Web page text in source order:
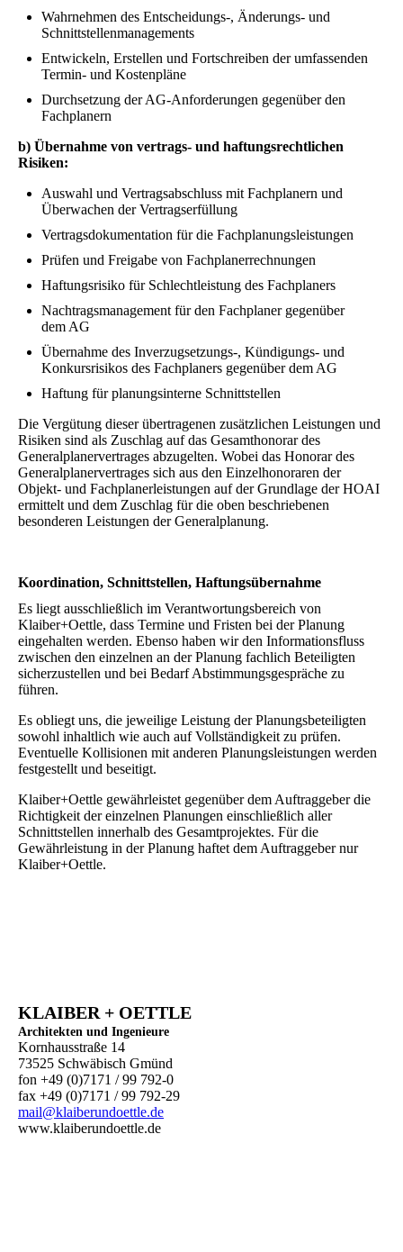
Wahrnehmen des Entscheidungs-, Änderungs- und
Schnittstellenmanagements
Entwickeln, Erstellen und Fortschreiben der umfassenden
Termin- und Kostenpläne
Durchsetzung der AG-Anforderungen gegenüber den
Fachplanern
b) Übernahme von vertrags- und haftungsrechtlichen
Risiken:
Auswahl und Vertragsabschluss mit Fachplanern und
Überwachen der Vertragserfüllung
Vertragsdokumentation für die Fachplanungsleistungen
Prüfen und Freigabe von Fachplanerrechnungen
Haftungsrisiko für Schlechtleistung des Fachplaners
Nachtragsmanagement für den Fachplaner gegenüber
dem AG
Übernahme des Inverzugsetzungs-, Kündigungs- und
Konkursrisikos des Fachplaners gegenüber dem AG
Haftung für planungsinterne Schnittstellen
Die Vergütung dieser übertragenen zusätzlichen Leistungen und
Risiken sind als Zuschlag auf das Gesamthonorar des
Generalplanervertrages abzugelten. Wobei das Honorar des
Generalplanervertrages sich aus den Einzelhonoraren der
Objekt- und Fachplanerleistungen auf der Grundlage der HOAI
ermittelt und dem Zuschlag für die oben beschriebenen
besonderen Leistungen der Generalplanung.
Koordination, Schnittstellen, Haftungsübernahme
Es liegt ausschließlich im Verantwortungsbereich von
Klaiber+Oettle, dass Termine und Fristen bei der Planung
eingehalten werden. Ebenso haben wir den Informationsfluss
zwischen den einzelnen an der Planung fachlich Beteiligten
sicherzustellen und bei Bedarf Abstimmungsgespräche zu
führen.
Es obliegt uns, die jeweilige Leistung der Planungsbeteiligten
sowohl inhaltlich wie auch auf Vollständigkeit zu prüfen.
Eventuelle Kollisionen mit anderen Planungsleistungen werden
festgestellt und beseitigt.
Klaiber+Oettle gewährleistet gegenüber dem Auftraggeber die
Richtigkeit der einzelnen Planungen einschließlich aller
Schnittstellen innerhalb des Gesamtprojektes. Für die
Gewährleistung in der Planung haftet dem Auftraggeber nur
Klaiber+Oettle.
KLAIBER + OETTLE
Architekten und Ingenieure
Kornhausstraße 14
73525 Schwäbisch Gmünd
fon +49 (0)7171 / 99 792-0
fax +49 (0)7171 / 99 792-29
mail@klaiberundoettle.de
www.klaiberundoettle.de